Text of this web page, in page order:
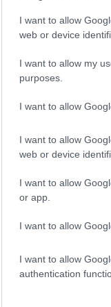
I want to allow
web or device
I want to allow my
purposes.
I want to allow
I want to allow
web or device
I want to allow
or app.
I want to allow
I want to allow
authentication
η περίπτωση του
πίστη ενόψει της
για Άρη και
το σχόλιο σου